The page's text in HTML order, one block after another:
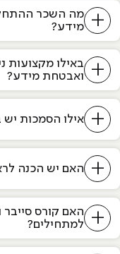
+
מה השכר
מידע?
+
באילו מקצועות
ואבטחת מידע?
+ אילו הסמכות יש
+ האם יש הכנה
+
האם קורס
למתחילים?